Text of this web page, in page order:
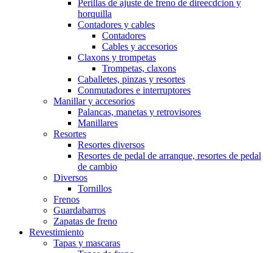
Perillas de ajuste de freno de direecdcion y
horquilla
Contadores y cables
Contadores
Cables y accesorios
Claxons y trompetas
Trompetas, claxons
Caballetes, pinzas y resortes
Conmutadores e interruptores
Manillar y accesorios
Palancas, manetas y retrovisores
Manillares
Resortes
Resortes diversos
Resortes de pedal de arranque, resortes de pedal
de cambio
Diversos
Tornillos
Frenos
Guardabarros
Zapatas de freno
Revestimiento
Tapas y mascaras